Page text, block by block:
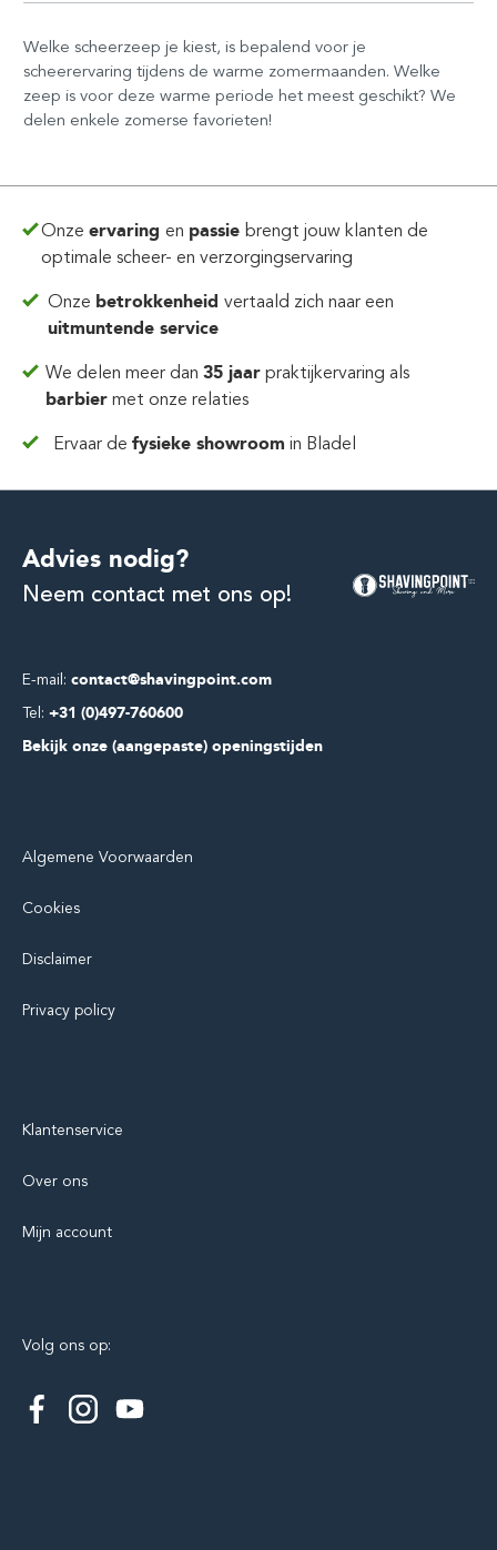
Welke scheerzeep je kiest, is bepalend voor je
scheerervaring tijdens de warme zomermaanden. Welke
zeep is voor deze warme periode het meest geschikt? We
delen enkele zomerse favorieten!
Onzeervaringen passie brengt jouw klanten de
optimale scheer- en verzorgingservaring
Onze betrokkenheid vertaald zich naar een
uitmuntende service
We delen meer dan 35 jaar praktijkervaring als
barbier met onze relaties
Ervaar de fysieke showroom in Bladel
E-mail: contact@shavingpoint.com
Tel: +31 (0)497-760600
Bekijk onze (aangepaste) openingstijden
Advies nodig?
Neem contact met ons op!
Algemene Voorwaarden
Cookies
Disclaimer
Privacy policy
Klantenservice
Over ons
Mijn account
Volg ons op: